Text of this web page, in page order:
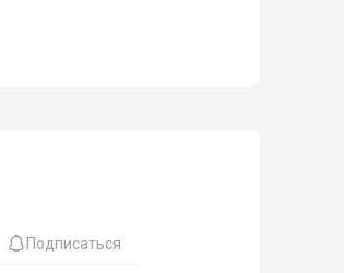
Подписаться